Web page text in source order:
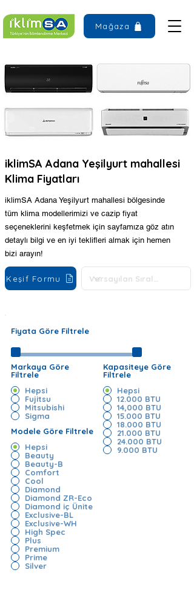
Mağaza
iklimSA Adana Yeşilyurt mahallesi
Klima Fiyatları
iklimSA Adana Yeşilyurt mahallesi bölgesinde
tüm klima modellerimizi ve cazip fiyat
seçeneklerini keşfetmek için sayfamıza göz atın
detaylı bilgi ve en iyi teklifleri almak için hemen
bizi arayın!
Keşif Formu
Fiyata Göre Filtrele
Markaya Göre
Filtrele
Hepsi
Fujitsu
Mitsubishi
Sigma
Modele Göre Filtrele
Hepsi
Beauty
Beauty-B
Comfort
Cool
Diamond
Diamond ZR-Eco
Diamond iç Ünite
Exclusive-BL
Exclusive-WH
High Spec
Plus
Premium
Prime
Silver
Kapasiteye Göre
Filtrele
Hepsi
12.000 BTU
14,000 BTU
15.000 BTU
18.000 BTU
21.000 BTU
24.000 BTU
9.000 BTU